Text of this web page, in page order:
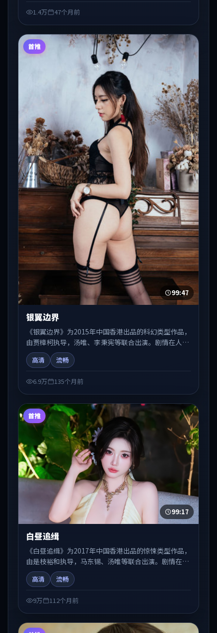
1.4万 47个月前
首推
99:47
银翼边界
《银翼边界》为2015年中国香港出品的科幻类型作品，
由贾樟柯执导，汤唯、李秉宪等联合出演。剧情在人物
弧光与节奏推进中展开，兼具叙事张力与视听质感。适
合关注国产在线观看、热播国产剧与院线佳片的观众收
高清 流畅
6.9万 135个月前
首推
99:17
白昼追缉
《白昼追缉》为2017年中国香港出品的惊悚类型作品，
由是枝裕和执导，马东锡、汤唯等联合出演。剧情在人
物弧光与节奏推进中展开，兼具叙事张力与视听质感。
适合关注国产在线观看、热播国产剧与院线佳片的观众
高清 流畅
9万 112个月前